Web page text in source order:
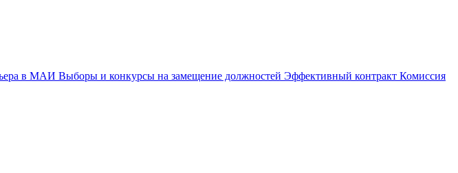
в МАИ Выборы и конкурсы на замещение должностей Эффективный контракт Комиссия